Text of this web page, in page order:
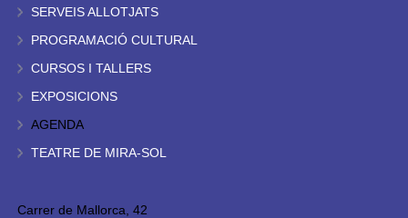
SERVEIS ALLOTJATS
PROGRAMACIÓ CULTURAL
CURSOS I TALLERS
EXPOSICIONS
AGENDA
TEATRE DE MIRA-SOL
Carrer de Mallorca, 42